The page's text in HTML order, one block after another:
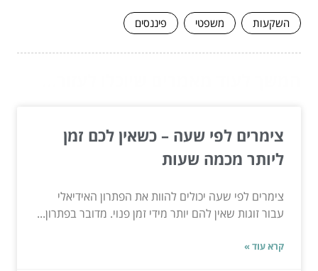
השקעות משפטי פיננסים
צימרים לפי שעה – כשאין לכם זמן
ליותר מכמה שעות
צימרים לפי שעה יכולים להוות את הפתרון האידיאלי
עבור זוגות שאין להם יותר מידי זמן פנוי. מדובר בפתרון...
קרא עוד »